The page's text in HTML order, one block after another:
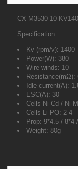
CX-M3530-10-
Specification:
Kv (rpm/v): 1400
Power(W): 380
Wire winds: 10
Resistance(mΩ):
Idle current(A):
ESC(A): 30
Cells Ni-Cd / Ni-
Cells Li-PO: 2-4
Prop: 9*4.5 / 8*4
Weight: 80g